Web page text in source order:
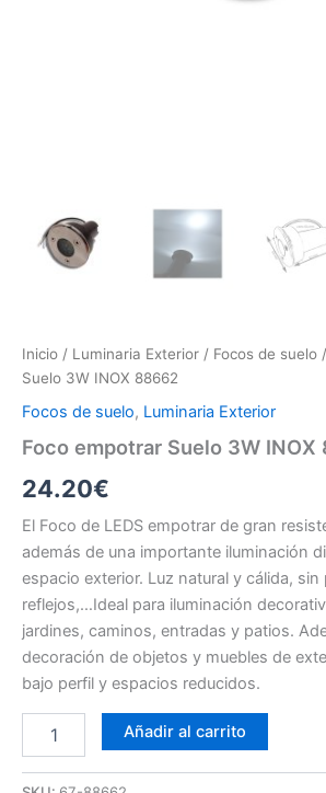
Inicio / Luminaria Exterior / Focos de suelo
Suelo 3W INOX 88662
Focos de suelo, Luminaria Exterior
Foco empotrar Suelo 3W INOX
24.20€
El Foco de LEDS empotrar de gran
además de una importante iluminación
espacio exterior. Luz natural y cálida, sin
reflejos,…Ideal para iluminación
jardines, caminos, entradas y patios.
decoración de objetos y muebles de
bajo perfil y espacios reducidos.
empotrar
3W
Añadir al carrito